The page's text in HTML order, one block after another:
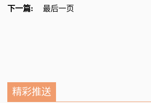
下一篇:
最后一页
精彩推送